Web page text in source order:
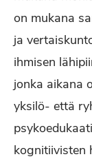
on mukana
ja
ihmisen
jonka aikana
yksilö- että
kognitiivisten